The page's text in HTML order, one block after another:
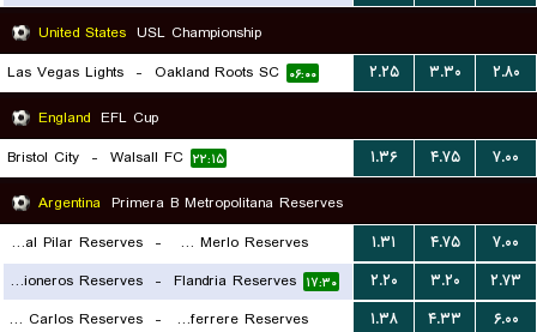
United States USL Championship
Las Vegas Lights - Oakland Roots SC ۰۶:۰۰ ۲.۲۵ ۳.۳۰
۲.۸۰
England EFL Cup
Bristol City - Walsall FC ۲۲:۱۵ ۱.۳۶ ۴.۷۵
۷.۰۰
Argentina Primera B Metropolitana Reserves
Real Pilar Reserves
- Argentino Merlo Reserves
۱۷:۳۰
۱.۳۱ ۴.۷۵
۷.۰۰
Deportivo Camioneros Reserves
- Flandria Reserves ۱۷:۳۰ ۲.۲۰ ۳.۲۰
۲.۷۳
Villa San Carlos Reserves
- Deportivo Laferrere Reserves ۱.۳۸ ۴.۳۳
۶.۰۰